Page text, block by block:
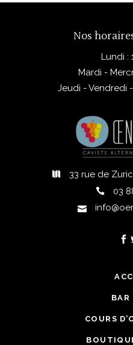
Nos
Lundi :
Mardi -
Jeudi - Vendredi
33 rue de
03
BAR
COURS